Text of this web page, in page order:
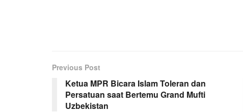
Previous Post
Ketua MPR Bicara Islam Toleran dan
Persatuan saat Bertemu Grand Mufti
Uzbekistan